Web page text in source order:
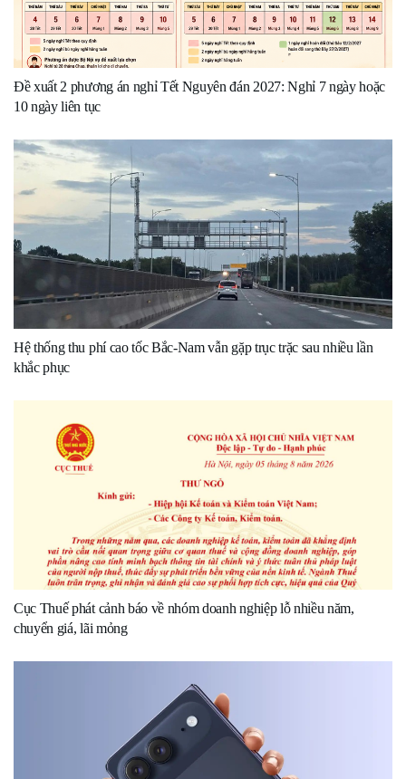
Đề xuất 2 phương án nghỉ Tết Nguyên đán 2027: Nghỉ 7 ngày hoặc
10 ngày liên tục
Hệ thống thu phí cao tốc Bắc-Nam vẫn gặp trục trặc sau nhiều lần
khắc phục
Cục Thuế phát cảnh báo về nhóm doanh nghiệp lỗ nhiều năm,
chuyển giá, lãi mỏng